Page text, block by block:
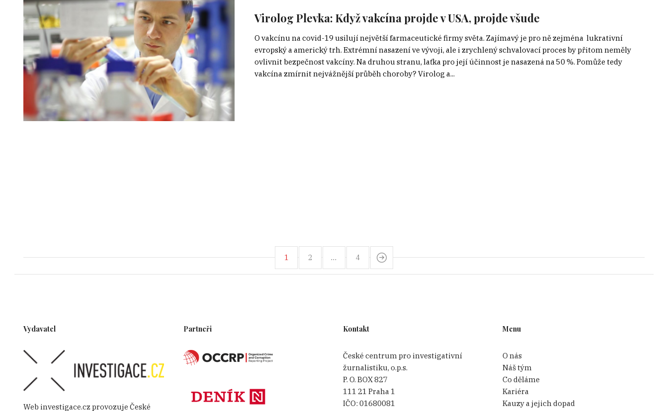
Virolog Plevka: Když vakcína projde v USA, projde všude
O vakcínu na covid-19 usilují největší farmaceutické firmy světa. Zajímavý je pro ně zejména lukrativní
evropský a americký trh. Extrémní nasazení ve vývoji, ale i zrychlený schvalovací proces by přitom neměly
ovlivnit bezpečnost vakcíny. Na druhou stranu, laťka pro její účinnost je nasazená na 50 %. Pomůže tedy
vakcína zmírnit nejvážnější průběh choroby? Virolog a...
1 2 … 4
Vydavatel
Web investigace.cz provozuje České
Partneři Kontakt
České centrum pro investigativní
žurnalistiku, o.p.s.
P. O. BOX 827
111 21 Praha 1
IČO: 01680081
Menu
O nás
Náš tým
Co děláme
Kariéra
Kauzy a jejich dopad